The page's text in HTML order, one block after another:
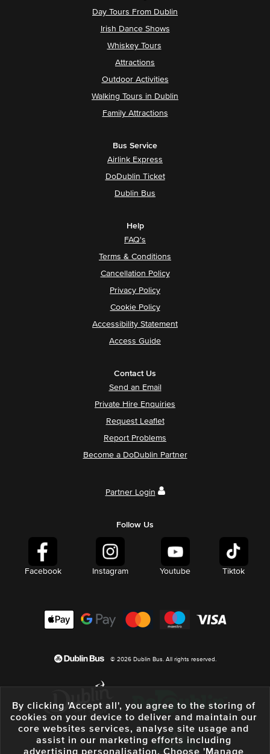
Day Tours From Dublin
Irish Dance Shows
Whiskey Tours
Attractions
Outdoor Activities
Walking Tours in Dublin
Family Attractions
Bus Service
Airlink Express
DoDublin Ticket
Dublin Bus
Help
FAQ's
Terms & Conditions
Cancellation Policy
Privacy Policy
Cookie Policy
Accessibility Statement
Access Guide
Contact Us
Send an Email
Private Hire Enquiries
Request Leaflet
Report Problems
Become a DoDublin Partner
Partner Login
Follow Us
Facebook Instagram Youtube Tiktok
© 2026 Dublin Bus. All rights reserved.
By clicking 'Accept all', you agree to the storing of
cookies on your device to deliver and maintain our
core websites services, analyse site usage and
assist in our marketing efforts including
advertising personalisation. Choose 'Manage